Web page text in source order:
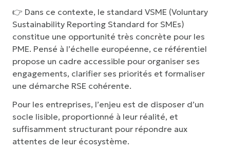
👉 Dans ce contexte, le standard VSME (Voluntary
Sustainability Reporting Standard for SMEs)
constitue une opportunité très concrète pour les
PME. Pensé à l’échelle européenne, ce référentiel
propose un cadre accessible pour organiser ses
engagements, clarifier ses priorités et formaliser
une démarche RSE cohérente.
Pour les entreprises, l’enjeu est de disposer d’un
socle lisible, proportionné à leur réalité, et
suffisamment structurant pour répondre aux
attentes de leur écosystème.